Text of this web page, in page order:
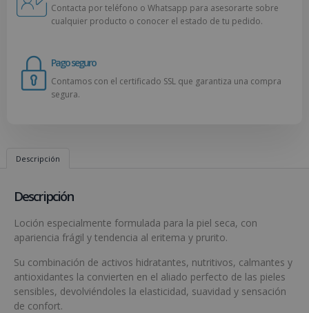
Contacta por teléfono o Whatsapp para asesorarte sobre
cualquier producto o conocer el estado de tu pedido.
Pago seguro
Contamos con el certificado SSL que garantiza una compra
segura.
Descripción
Descripción
Loción especialmente formulada para la piel seca, con
apariencia frágil y tendencia al eritema y prurito.
Su combinación de activos hidratantes, nutritivos, calmantes y
antioxidantes la convierten en el aliado perfecto de las pieles
sensibles, devolviéndoles la elasticidad, suavidad y sensación
de confort.